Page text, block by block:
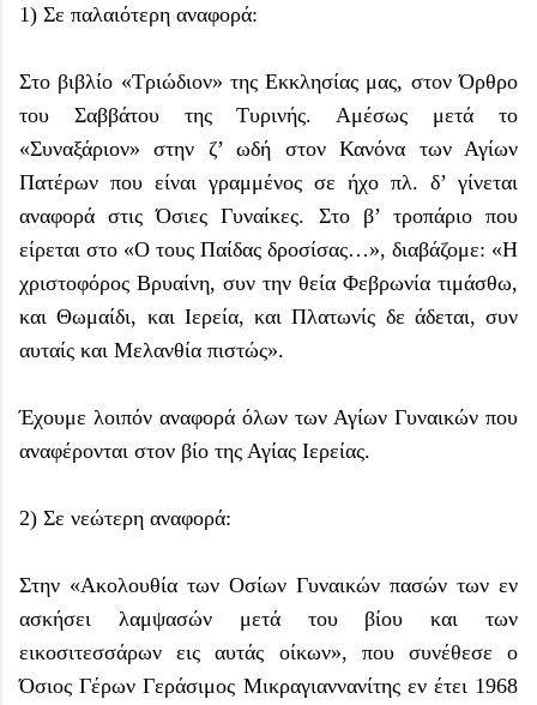
1) Σε παλαιότερη αναφορά:
Στο βιβλίο «Τριώδιον» της Εκκλησίας μας, στον Όρθρο
του Σαββάτου της Τυρινής. Αμέσως μετά το
«Συναξάριον» στην ζ’ ωδή στον Κανόνα των Αγίων
Πατέρων που είναι γραμμένος σε ήχο πλ. δ’ γίνεται
αναφορά στις Όσιες Γυναίκες. Στο β’ τροπάριο που
είρεται στο «Ο τους Παίδας δροσίσας…», διαβάζομε: «Η
χριστοφόρος Βρυαίνη, συν την θεία Φεβρωνία τιμάσθω,
και Θωμαίδι, και Ιερεία, και Πλατωνίς δε άδεται, συν
αυταίς και Μελανθία πιστώς».
Έχουμε λοιπόν αναφορά όλων των Αγίων Γυναικών που
αναφέρονται στον βίο της Αγίας Ιερείας.
2) Σε νεώτερη αναφορά:
Στην «Ακολουθία των Οσίων Γυναικών πασών των εν
ασκήσει λαμψασών μετά του βίου και των
εικοσιτεσσάρων εις αυτάς οίκων», που συνέθεσε ο
Όσιος Γέρων Γεράσιμος Μικραγιαννανίτης εν έτει 1968